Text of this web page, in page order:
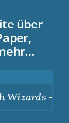
über
–